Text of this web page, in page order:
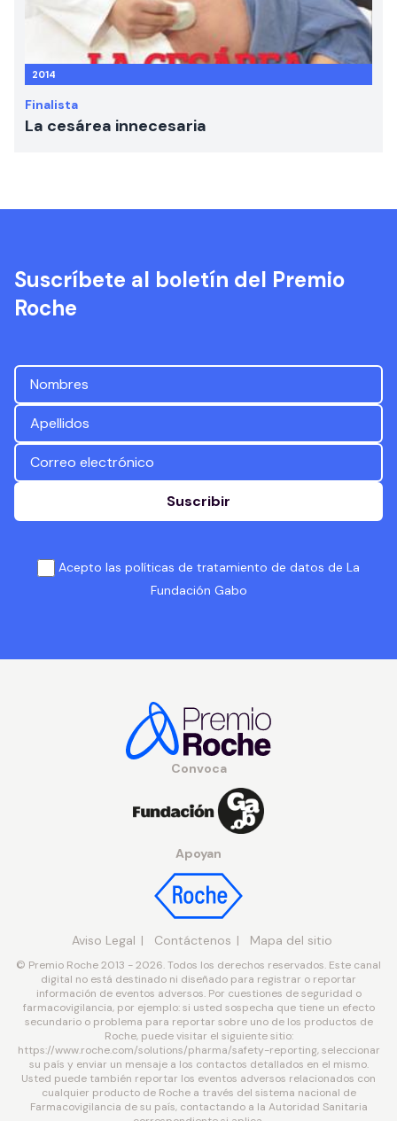
2014
Finalista
La cesárea innecesaria
Suscríbete al boletín del Premio
Roche
Suscribir
Acepto las políticas de tratamiento de datos de La
Fundación Gabo
Convoca
Apoyan
Aviso Legal Contáctenos Mapa del sitio
© Premio Roche 2013 - 2026. Todos los derechos reservados. Este canal
digital no está destinado ni diseñado para registrar o reportar
información de eventos adversos. Por cuestiones de seguridad o
farmacovigilancia, por ejemplo: si usted sospecha que tiene un efecto
secundario o problema para reportar sobre uno de los productos de
Roche, puede visitar el siguiente sitio:
https://www.roche.com/solutions/pharma/safety-reporting, seleccionar
su país y enviar un mensaje a los contactos detallados en el mismo.
Usted puede también reportar los eventos adversos relacionados con
cualquier producto de Roche a través del sistema nacional de
Farmacovigilancia de su país, contactando a la Autoridad Sanitaria